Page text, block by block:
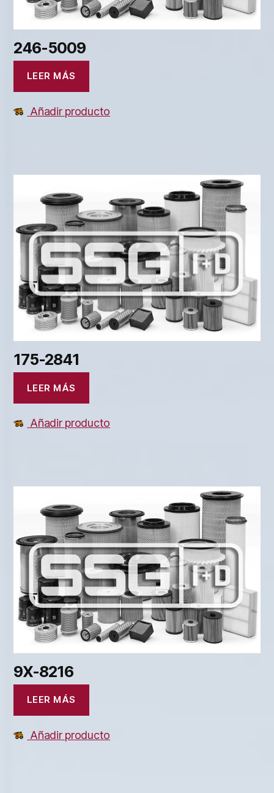
246-5009
LEER MÁS
Añadir producto
175-2841
LEER MÁS
Añadir producto
9X-8216
LEER MÁS
Añadir producto